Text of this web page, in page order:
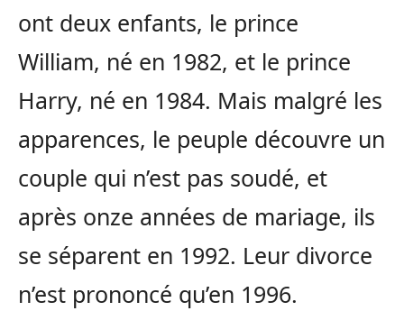
ont deux enfants, le prince
William, né en 1982, et le prince
Harry, né en 1984. Mais malgré les
apparences, le peuple découvre un
couple qui n’est pas soudé, et
après onze années de mariage, ils
se séparent en 1992. Leur divorce
n’est prononcé qu’en 1996.